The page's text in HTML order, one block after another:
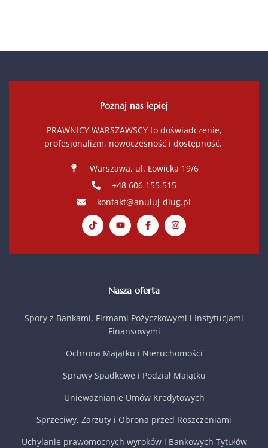
Poznaj nas lepiej
PRAWNICY WARSZAWSCY to doświadczenie,
profesjonalizm, nowoczesność i dostępność.
Warszawa, ul. Łowicka 19/6
+48 606 155 515
kontakt@anuluj-dlug.pl
Nasza oferta
Spory z Bankami, Firmami Pożyczkowymi i Instytucjami
Finansowymi
Ochrona Majątku i Nieruchomości
Sprawy Spadkowe i Podział Majątku
Unieważnianie Umów Kredytowych
Sprzeciwy, Zarzuty i Obrona przed Roszczeniami
Uchylanie prawomocnych wyroków i Bankowych Tytułów